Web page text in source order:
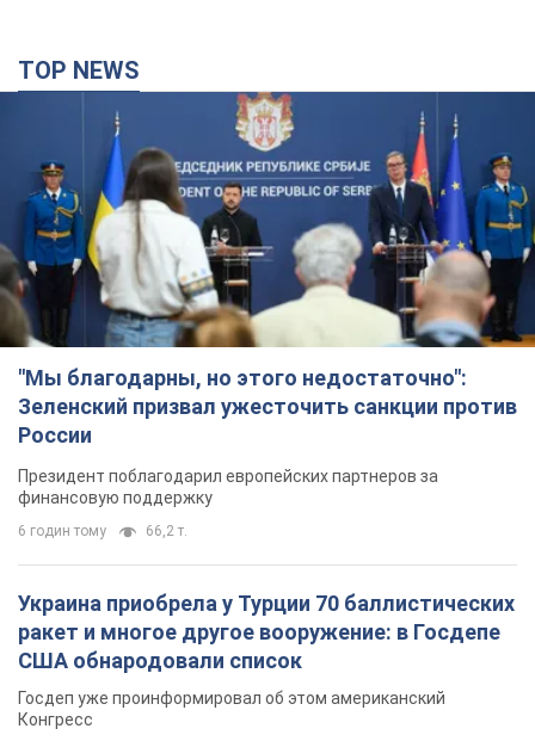
TOP NEWS
"Мы благодарны, но этого недостаточно":
Зеленский призвал ужесточить санкции против
России
Президент поблагодарил европейских партнеров за
финансовую поддержку
6 годин тому 66,2 т.
Украина приобрела у Турции 70 баллистических
ракет и многое другое вооружение: в Госдепе
США обнародовали список
Госдеп уже проинформировал об этом американский
Конгресс